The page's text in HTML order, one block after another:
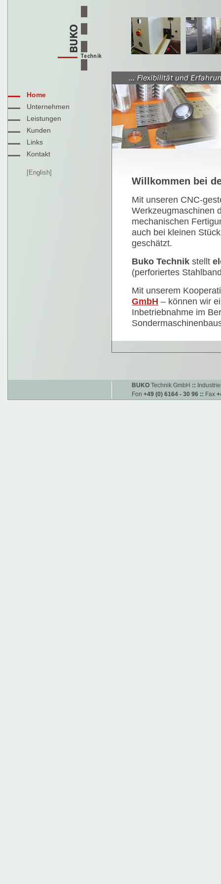
Home
Unternehmen
Leistungen
Kunden
Links
Kontakt
[English]
Willkommen bei
Mit unseren CNC-
Werkzeugmaschinen
mechanischen
auch bei kleinen
geschätzt.
Buko Technik stellt
(perforiertes
Mit unserem
GmbH – können wir
Inbetriebnahme im
BUKO Technik GmbH ::
Fon +49 (0) 6164 - 30 96 :: Fax